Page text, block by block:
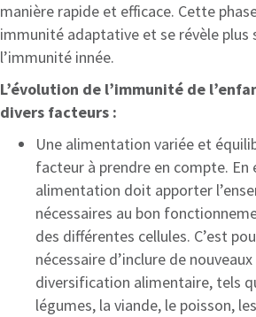
manière rapide et efficace. Cette
immunité adaptative et se révèle plus
l’immunité innée.
L’évolution de l’immunité de
divers facteurs :
Une alimentation variée et
facteur à prendre en compte. En
alimentation doit apporter
nécessaires au bon
des différentes cellules. C’est
nécessaire d’inclure de
diversification alimentaire, tels
légumes, la viande, le poisson,